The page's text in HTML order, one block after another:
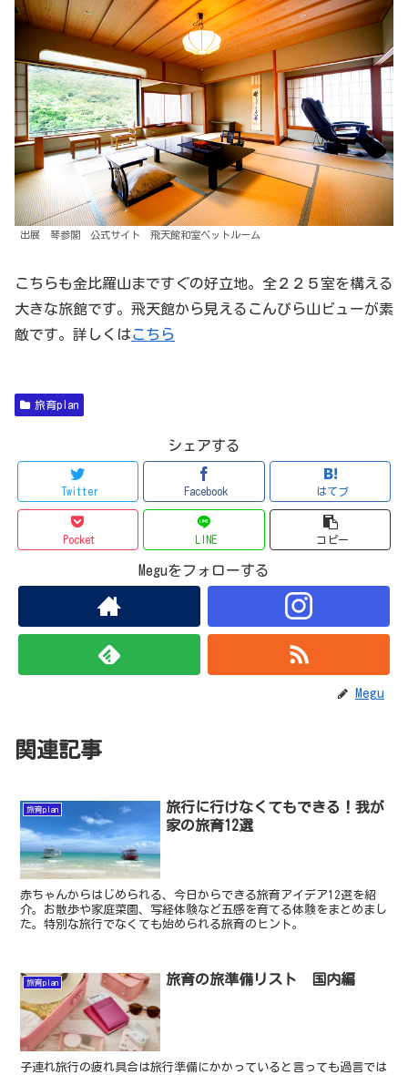
出展 琴参閣 公式サイト 飛天館和室ベットルーム
こちらも金比羅山まですぐの好立地。全２２５室を構える
大きな旅館です。飛天館から見えるこんぴら山ビューが素
敵です。詳しくはこちら
旅育plan
シェアする
Twitter Facebook はてブ
Pocket LINE コピー
Meguをフォローする
Megu
関連記事
旅育plan
旅行に行けなくてもできる！我が
家の旅育12選
赤ちゃんからはじめられる、今日からできる旅育アイデア12選を紹
介。お散歩や家庭菜園、写経体験など五感を育てる体験をまとめまし
た。特別な旅行でなくても始められる旅育のヒント。
旅育plan 旅育の旅準備リスト 国内編
子連れ旅行の疲れ具合は旅行準備にかかっていると言っても過言では